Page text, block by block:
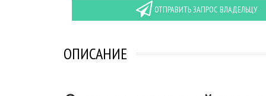
ОТПРАВИТЬ ЗАПРОС ВЛАДЕЛЬЦУ
ОПИСАНИЕ